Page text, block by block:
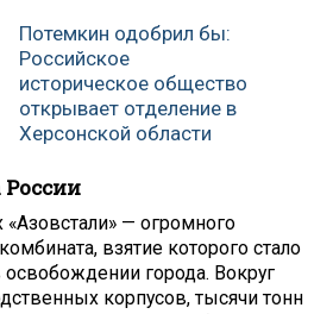
Потемкин одобрил бы:
Российское
историческое общество
открывает отделение в
Херсонской области
России
— огромного
взятие которого стало
освобождении города. Вокруг
корпусов, тысячи тонн